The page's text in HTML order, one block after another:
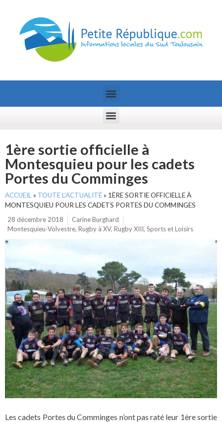
1ère sortie officielle à
Montesquieu pour les cadets
Portes du Comminges
ACCUEIL » TOUTE L’ACTUALITÉ» 1ÈRE SORTIE OFFICIELLE À
MONTESQUIEU POUR LES CADETS PORTES DU COMMINGES
28 décembre 2018
Carine Burghard
Montesquieu-Volvestre, Rugby à XV, Rugby XIII, Sports et Loisirs
Les cadets Portes du Comminges n’ont pas raté leur 1ère sortie